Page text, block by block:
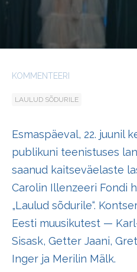
KOMMENTEERI
LAULUD SÕDURILE
Esmaspäeval, 22. juunil
publikuni teenistuses
saanud kaitseväelaste
Carolin Illenzeeri Fondi
„Laulud sõdurile“.
Eesti muusikutest —
Sisask, Getter Jaani,
Inger ja Merilin Mälk.